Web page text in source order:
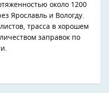
около 1200
Ярославль и Вологду.
трасса в хорошем
заправок по